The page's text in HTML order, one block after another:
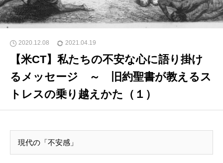
2020.12.08 2021.04.19
【米CT】私たちの不安な心に語り掛け
るメッセージ ～ 旧約聖書が教えるス
トレスの乗り越えかた（１）
現代の「不安感」